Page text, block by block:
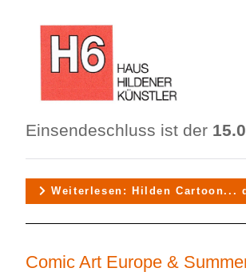
Einsendeschluss ist der
Weiterlesen: Hilden Cartoon...
Comic Art Europe &